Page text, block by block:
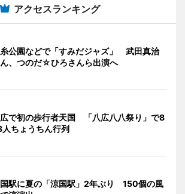
アクセスランキング
公園などで「すみだジャズ」 武田真治
、つのだ☆ひろさんら出演へ
で初の歩行者天国 「八広八八祭り」で8
ちょうちん行列
駅に夏の「涼国駅」2年ぶり 150個の風